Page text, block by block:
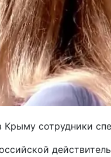
сотрудники